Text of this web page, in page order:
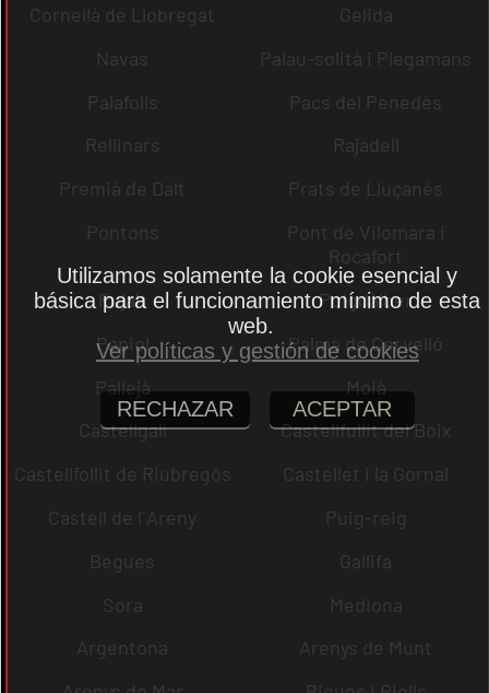
Cornellà de Llobregat
Gelida
Navas
Palau-solità i Plegamans
Palafolls
Pacs del Penedès
Rellinars
Rajadell
Premià de Dalt
Prats de Lluçanès
Pontons
Pont de Vilomara i
Rocafort
Pujalt
Puigdàlber
Papiol
Palma de Cervelló
Pallejà
Moià
Castellgalí
Castellfullit del Boix
Castellfollit de Riubregós
Castellet i la Gornal
Castell de l´Areny
Puig-reig
Begues
Gallifa
Sora
Mediona
Argentona
Arenys de Munt
Utilizamos solamente la cookie esencial y
básica para el funcionamiento mínimo de esta
web.
Ver políticas y gestión de cookies
RECHAZAR ACEPTAR